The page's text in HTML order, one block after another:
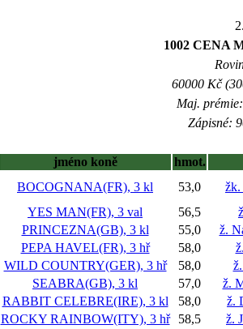
1002 CENA
60000 Kč
Maj.
Zápisné:
jméno koně
hmot.
BOCOGNANA(FR), 3 kl 53,0
žk.
YES MAN(FR), 3 val 56,5
PRINCEZNA(GB), 3 kl 55,0
ž.
PEPA HAVEL(FR), 3 hř 58,0
WILD COUNTRY(GER), 3 hř 58,0
SEABRA(GB), 3 kl 57,0
ž.
RABBIT CELEBRE(IRE), 3 kl 58,0
ž.
ROCKY RAINBOW(ITY), 3 hř 58,5
ž.